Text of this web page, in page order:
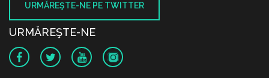
URMĂREŞTE-NE PE TWITTER
URMĂREŞTE-NE